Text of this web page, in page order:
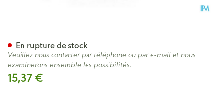
15,37 €
En rupture de stock
Veuillez nous contacter par téléphone ou par e-mail et nous
examinerons ensemble les possibilités.